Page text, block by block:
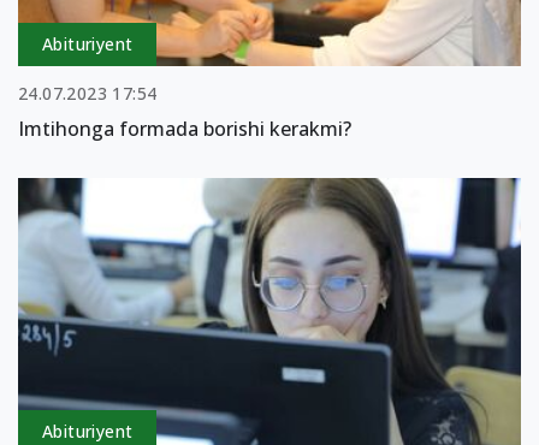
Abituriyent
24.07.2023 17:54
Imtihonga formada borishi kerakmi?
Abituriyent